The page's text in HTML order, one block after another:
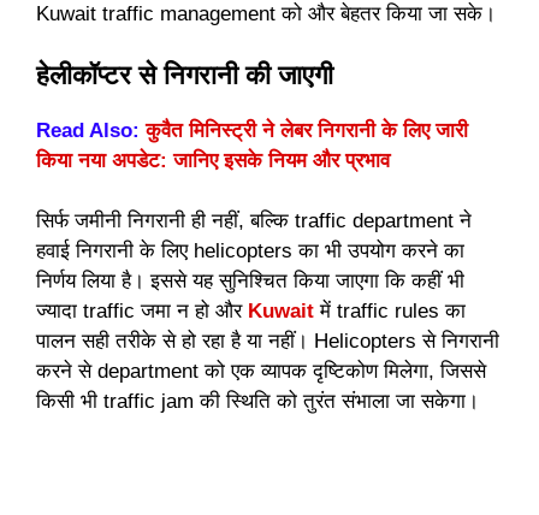
Kuwait traffic management को और बेहतर किया जा सके।
हेलीकॉप्टर से निगरानी की जाएगी
Read Also:कुवैत मिनिस्ट्री ने लेबर निगरानी के लिए जारी
किया नया अपडेट: जानिए इसके नियम और प्रभाव
सिर्फ जमीनी निगरानी ही नहीं, बल्कि traffic department ने
हवाई निगरानी के लिए helicopters का भी उपयोग करने का
निर्णय लिया है। इससे यह सुनिश्चित किया जाएगा कि कहीं भी
ज्यादा traffic जमा न हो और Kuwait में traffic rules का
पालन सही तरीके से हो रहा है या नहीं। Helicopters से निगरानी
करने से department को एक व्यापक दृष्टिकोण मिलेगा, जिससे
किसी भी traffic jam की स्थिति को तुरंत संभाला जा सकेगा।